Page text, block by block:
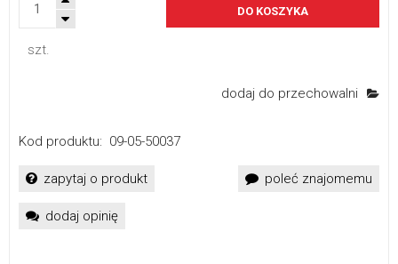
szt.
DO KOSZYKA
dodaj do przechowalni
Kod produktu: 09-05-50037
zapytaj o produkt poleć znajomemu
dodaj opinię